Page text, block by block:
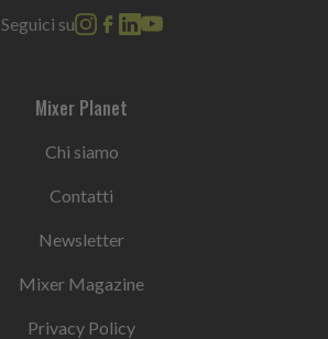
Seguici su
Mixer Planet
Chi siamo
Contatti
Newsletter
Mixer Magazine
Privacy Policy